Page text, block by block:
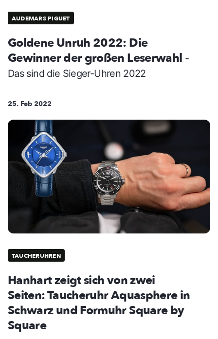
AUDEMARS PIGUET
Goldene Unruh 2022: Die
Gewinner der großen Leserwahl -
Das sind die Sieger-Uhren 2022
25. Feb 2022
TAUCHERUHREN
Hanhart zeigt sich von zwei
Seiten: Taucheruhr Aquasphere in
Schwarz und Formuhr Square by
Square